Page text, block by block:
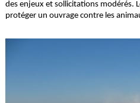
des enjeux et sollicitations modérés.
protéger un ouvrage contre les